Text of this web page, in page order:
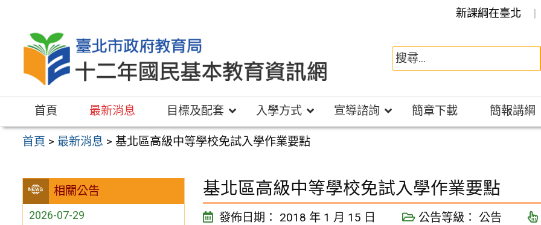
容
新課綱在臺北
首頁 最新消息 目標及配套 入學方式 宣導諮詢 簡章下載 簡報講綱
首頁 > 最新消息 >基北區高級中等學校免試入學作業要點
相關公告
2026-07-29
基北區高級中等學校免試入學作業要點
發佈日期： 2018 年 1 月 15 日 公告等級： 公告